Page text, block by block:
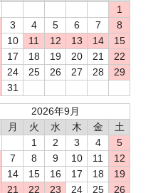
1
3 4 5 6 7
8
10 11 12 13 14
15
17 18 19 20 21
22
24 25 26 27 28
29
31
2026年9月
月 火 水 木 金
土
1
2 3 4
5
7 8 9 10 11
12
14 15 16 17 18
19
21 22 23 24 25
26